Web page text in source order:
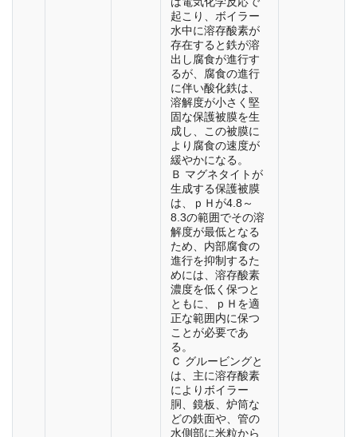
起こり、ボイラー
水中に溶存酸素が
存在すると鉄が溶
出し腐食が進行す
るが、腐食の進行
に伴い酸化鉄は、
溶解度が小さく堅
固な保護被膜を生
成し、この被膜に
より腐食の速度が
緩やかになる。
Ｂ マグネタイトが
生成する保護被膜
は、ｐＨが4.8～
8.3の範囲でその溶
解度が最低となる
ため、内部腐食の
進行を抑制するた
めには、溶存酸素
濃度を低く保つと
ともに、ｐＨを適
正な範囲内に保つ
ことが必要であ
る。
Ｃ グルービングと
は、主に溶存酸素
によりボイラー
胴、鏡板、炉筒な
どの鉄面や、管の
水側部に米粒から